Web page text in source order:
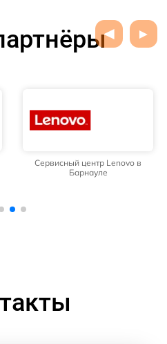
Сервисный центр Lenovo в
Барнауле